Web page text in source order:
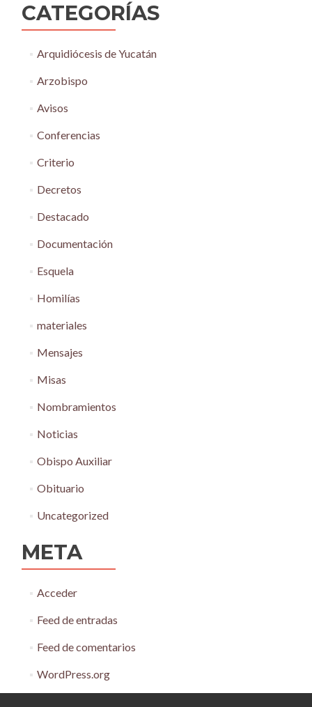
CATEGORÍAS
Arquidiócesis de Yucatán
Arzobispo
Avisos
Conferencias
Criterio
Decretos
Destacado
Documentación
Esquela
Homilías
materiales
Mensajes
Misas
Nombramientos
Noticias
Obispo Auxiliar
Obituario
Uncategorized
META
Acceder
Feed de entradas
Feed de comentarios
WordPress.org